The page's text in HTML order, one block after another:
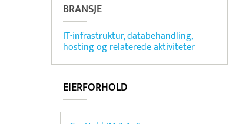
BRANSJE
IT-infrastruktur, databehandling,
hosting og relaterede aktiviteter
EIERFORHOLD